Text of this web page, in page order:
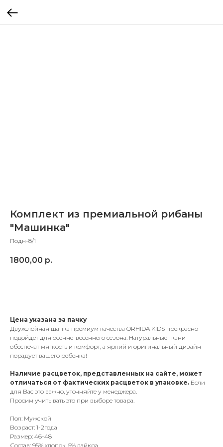
Комплект из премиальной рибаны
"Машинка"
Подн-8/1
1800,00 р.
Цена указана за пачку
Двухслойная шапка премиум качества ORHIDA KIDS прекрасно
подойдет для осенне-весеннего сезона. Натуральные ткани
обеспечат мягкость и комфорт, а яркий и оригинальный дизайн
порадует вашего ребенка!
Наличие расцветок, представленных на сайте, может
отличаться от фактических расцветок в упаковке. Если
для Вас это важно, уточняйте у менеджера.
Просим учитывать это при выборе товара.
Пол: Мужской
Возраст: 1-2года
Размер: 46-48
Состав: 95% хлопок, 5% лайкра